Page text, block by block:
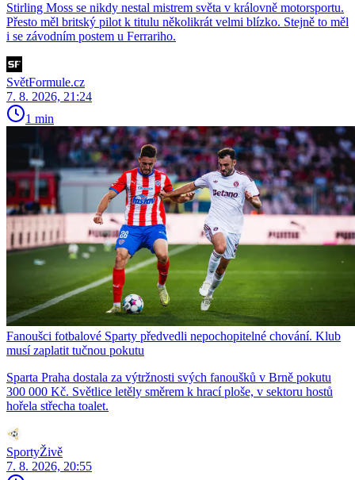
Stirling Moss se nikdy nestal mistrem světa v královně motorsportu.
Přesto měl britský pilot k titulu několikrát velmi blízko. Stejně to měl
i se závodním postem u Ferrariho.
SvětFormule.cz
7. 8. 2026, 21:24
1 min
Fanoušci fotbalové Sparty předvedli nepochopitelné chování. Klub
musí zaplatit tučnou pokutu
Sparta Praha dostala za výtržnosti svých fanoušků v Brně pokutu
300 000 Kč. Světlice letěly směrem k hrací ploše, v sektoru hostů
hořela střecha toalet.
SportyŽivě
7. 8. 2026, 20:55